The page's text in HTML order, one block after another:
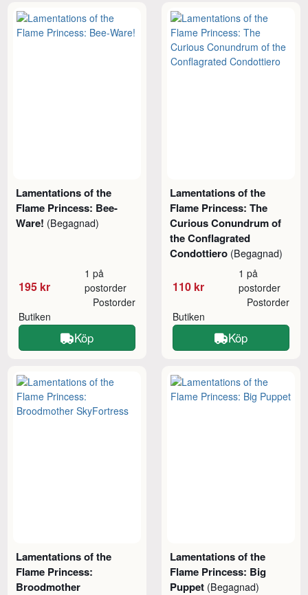
Lamentations of the
Flame Princess: Bee-
Ware! (Begagnad)
195 kr
1 på
postorder
Butiken
Postorder
Köp
Lamentations of the
Flame Princess: The
Curious Conundrum of
the Conflagrated
Condottiero (Begagnad)
110 kr
1 på
postorder
Butiken
Postorder
Köp
Lamentations of the
Flame Princess:
Broodmother
Lamentations of the
Flame Princess: Big
Puppet (Begagnad)